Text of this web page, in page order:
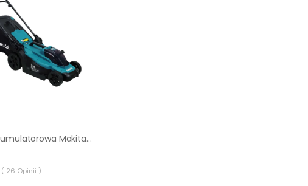
Kosiarka akumulatorowa Makita Solo DLM330Z 18V 33cm
( 26 Opinii )